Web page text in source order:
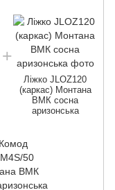
Ліжко JLOZ120
(каркас) Монтана
ВМК сосна
аризонська